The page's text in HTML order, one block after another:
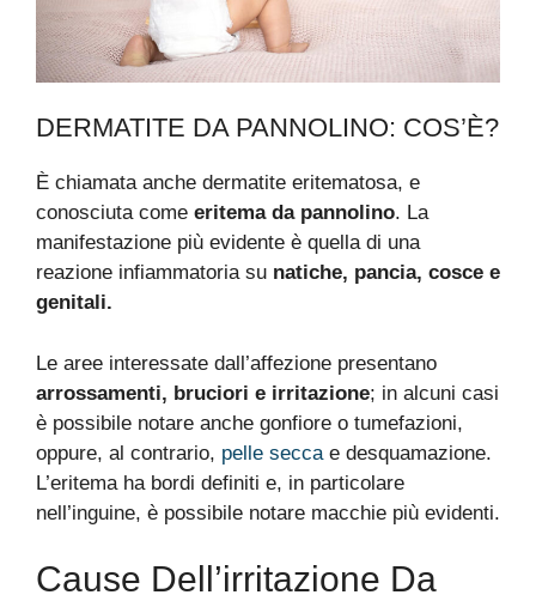
DERMATITE DA PANNOLINO: COS’È?
È chiamata anche dermatite eritematosa, e
conosciuta come eritema da pannolino. La
manifestazione più evidente è quella di una
reazione infiammatoria su natiche, pancia, cosce e
genitali.
Le aree interessate dall’affezione presentano
arrossamenti, bruciori e irritazione; in alcuni casi
è possibile notare anche gonfiore o tumefazioni,
oppure, al contrario, pelle seccae desquamazione.
L’eritema ha bordi definiti e, in particolare
nell’inguine, è possibile notare macchie più evidenti.
Cause Dell’irritazione Da